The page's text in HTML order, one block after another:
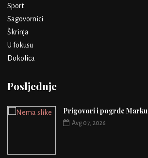
Sport
Sagovornici
Škrinja
U fokusu
Dokolica
Posljednje
Prigovori i pogrde Marku
Avg 07, 2026